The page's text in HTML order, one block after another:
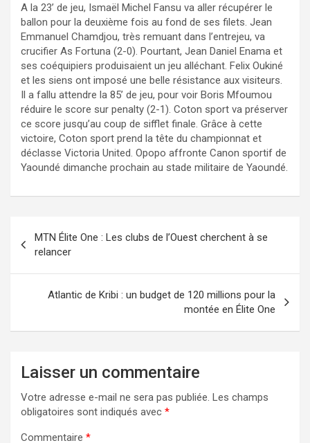
A la 23’ de jeu, Ismaël Michel Fansu va aller récupérer le
ballon pour la deuxième fois au fond de ses filets. Jean
Emmanuel Chamdjou, très remuant dans l’entrejeu, va
crucifier As Fortuna (2-0). Pourtant, Jean Daniel Enama et
ses coéquipiers produisaient un jeu alléchant. Felix Oukiné
et les siens ont imposé une belle résistance aux visiteurs.
Il a fallu attendre la 85’ de jeu, pour voir Boris Mfoumou
réduire le score sur penalty (2-1). Coton sport va préserver
ce score jusqu’au coup de sifflet finale. Grâce à cette
victoire, Coton sport prend la tête du championnat et
déclasse Victoria United. Opopo affronte Canon sportif de
Yaoundé dimanche prochain au stade militaire de Yaoundé.
Navigation
de
l’article
MTN Élite One : Les clubs de l’Ouest cherchent à se
relancer
Atlantic de Kribi : un budget de 120 millions pour la
montée en Élite One
Laisser un commentaire
Votre adresse e-mail ne sera pas publiée. Les champs
obligatoires sont indiqués avec *
Commentaire *